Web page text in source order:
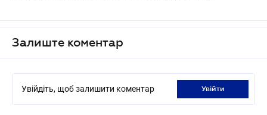
Залиште коментар
Увійдіть, щоб залишити коментар увійти